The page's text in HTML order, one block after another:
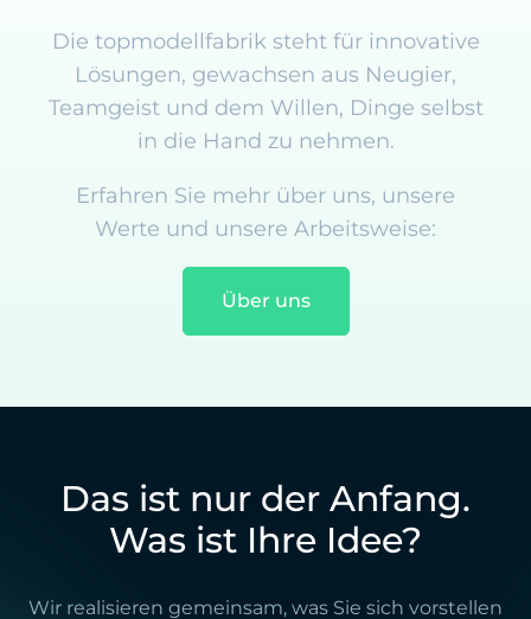
Die topmodellfabrik steht für innovative
Lösungen, gewachsen aus Neugier,
Teamgeist und dem Willen, Dinge selbst
in die Hand zu nehmen.
Erfahren Sie mehr über uns, unsere
Werte und unsere Arbeitsweise:
Über uns
Das ist nur der Anfang.
Was ist Ihre Idee?
Wir realisieren gemeinsam, was Sie sich vorstellen